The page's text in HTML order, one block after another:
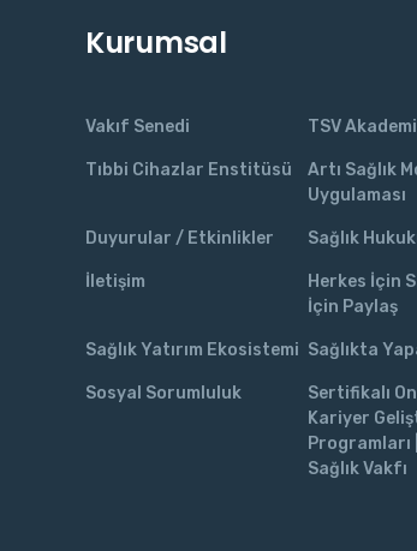
Kurumsal
Vakıf Senedi TSV Akademi
Tıbbi Cihazlar Enstitüsü
Artı Sağlık
Uygulaması
Duyurular / Etkinlikler Sağlık
İletişim
Herkes İçin
İçin Paylaş
Sağlık Yatırım Ekosistemi Sağlıkta
Sosyal Sorumluluk
Sertifikalı
Kariyer
Programları
Sağlık Vakfı